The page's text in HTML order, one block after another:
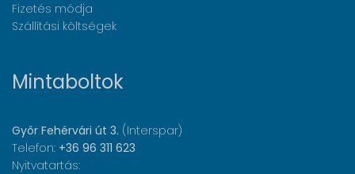
Fizetés módja
Szállítási költségek
Mintaboltok
Győr Fehérvári út 3. (Interspar)
Telefon: +36 96 311 623
Nyitvatartás: